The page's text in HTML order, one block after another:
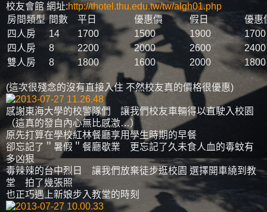
校友會館 網址:http://thotel.thu.edu.tw/tw/algh01.php
房間類型 間數 平日 優惠價 假日
優惠
四人房
14 1700 1500 1900
1700
四人房
8 2200 2000 2600
2400
雙人房
8 1800 1600 2000 1800
(這次很殘念的沒有直接入住 不然校友真的價格很優惠)
感謝東海大學的校警隊們 讓我們校友車輛得以直駛入校園
（這真的發自內心無比感激…）
原先打算在學校紅林餐廳享用學生時期的早餐
卻忘記了＂暑假＂餐廳歇業 更忘記了久未食人血的毒蚊有
多凶狠
毒辣辣的台中烈日 讓我們放棄徒步逛校園 選擇開車繞到教
堂 拍了幾張照
也正巧遇上新娘步入教堂的時刻